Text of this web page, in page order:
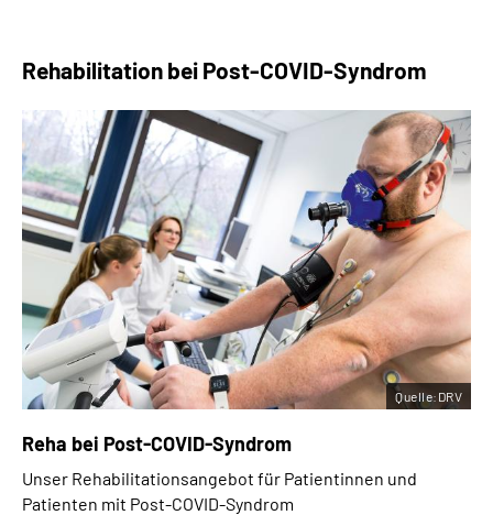
Rehabilitation bei Post-COVID-Syndrom
Reha bei Post-COVID-Syndrom
Unser Rehabilitationsangebot für Patientinnen und
Patienten mit Post-COVID-Syndrom
Quelle:DRV